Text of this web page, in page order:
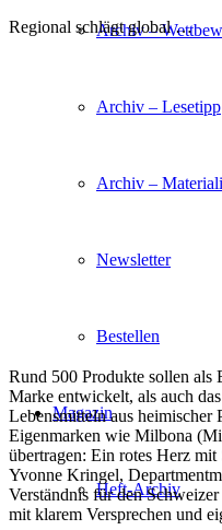
Archiv –
Archiv – Lesetipp
Archiv –
Newsletter
Bestellen
Magazin
Heft-Archiv
Regional schlägt global …
Rund 500 Produkte sollen als
Marke entwickelt, als auch
Lebensmitteln aus
Eigenmarken wie Milbona
übertragen: Ein rotes Herz
Yvonne Kringel,
Verständnis für den
mit klarem Versprechen und